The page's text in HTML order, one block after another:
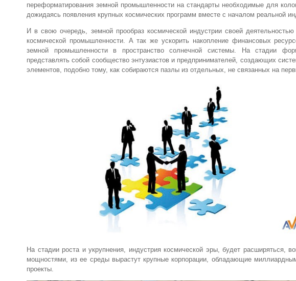
переформатирования земной промышленности на стандарты необходимые для
дожидаясь появления крупных космических программ вместе с началом реальной
И в свою очередь, земной прообраз космической индустрии своей
космической промышленности. А так же ускорить накопление финансовых
земной промышленности в пространство солнечной системы. На стадии
представлять собой сообщество энтузиастов и предпринимателей, создающих
элементов, подобно тому, как собираются пазлы из отдельных, не связанных на
На стадии роста и укрупнения, индустрия космической эры, будет расширяться,
мощностями, из ее среды вырастут крупные корпорации, обладающие
проекты.